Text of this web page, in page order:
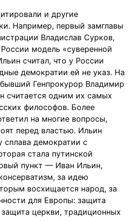
и другие
Например, первый замглавы
Владислав Сурков,
модель «суверенной
считал, что у России
демократии ей не указ. На
Генпрокурор Владимир
считается одним их самых
философов. Более
на многие вопросы,
перед властью. Ильин
демократии с
стала путинской
пункт — Иван Ильин,
за идею
восхищается народ, за
для Европы: защита
церкви, традиционных